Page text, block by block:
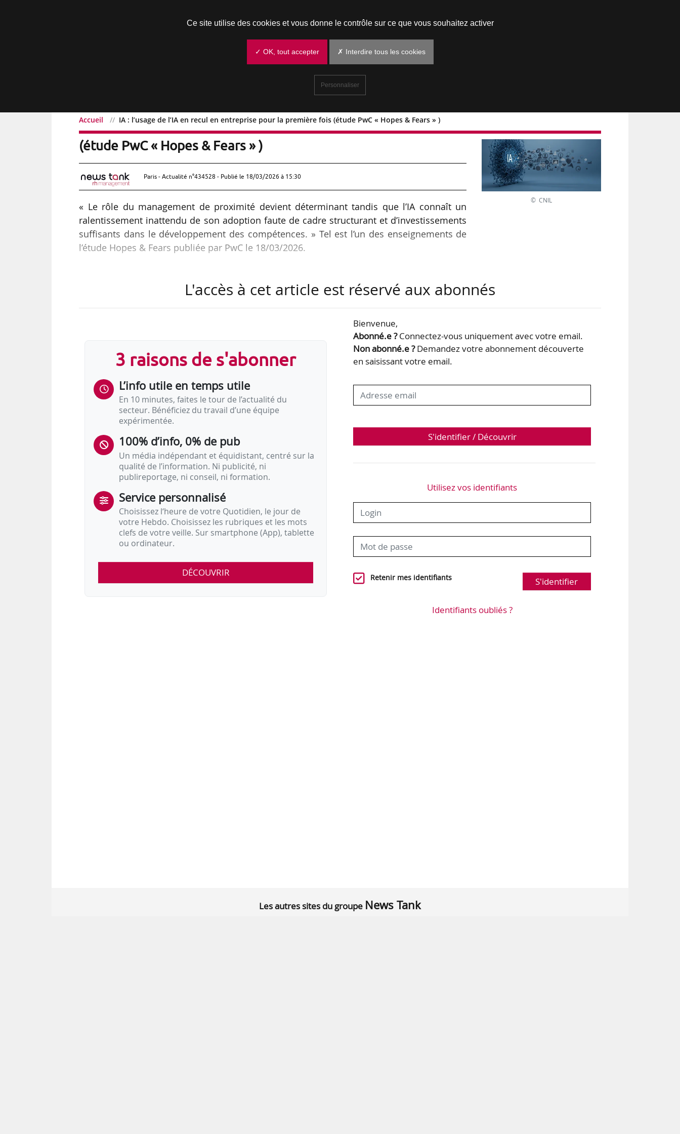
Accueil IA : l’usage de l’IA en recul en entreprise pour la première fois (étude PwC « Hopes & Fears » )
IA : l’usage de l’IA en recul en entreprise pour la première fois
(étude PwC « Hopes & Fears » )
Paris - Actualité n°434528 - Publié le 18/03/2026 à 15:30
« Le rôle du management de proximité devient déterminant tandis que l’IA connaît un
ralentissement inattendu de son adoption faute de cadre structurant et d’investissements
suffisants dans le développement des compétences. » Tel est l’un des enseignements de
l’étude Hopes & Fears publiée par PwC le 18/03/2026.
• Les salariés français sont moins nombreux qu’au niveau mondial à considérer que l’IA
dans le monde), ou la sécurit…
© CNIL
L'accès à cet article est réservé aux abonnés
3 raisons de s'abonner
L’info utile en temps utile
En 10 minutes, faites le tour de l’actualité du
secteur. Bénéficiez du travail d’une équipe
expérimentée.
100% d’info, 0% de pub
Un média indépendant et équidistant, centré sur la
qualité de l’information. Ni publicité, ni
publireportage, ni conseil, ni formation.
Service personnalisé
Choisissez l‘heure de votre Quotidien, le jour de
votre Hebdo. Choisissez les rubriques et les mots
clefs de votre veille. Sur smartphone (App), tablette
ou ordinateur.
DÉCOUVRIR
Bienvenue,
Abonné.e ?Connectez-vous uniquement avec votre email.
Non abonné.e ?Demandez votre abonnement découverte
en saisissant votre email.
S'identifier / Découvrir
Utilisez vos identifiants
Retenir mes identifiants S'identifier
Identifiants oubliés ?
Les autres sites du groupe News Tank
Ce site utilise des cookies et vous donne le contrôle sur ce que vous souhaitez activer
✓ OK, tout accepter ✗ Interdire tous les cookies
Personnaliser